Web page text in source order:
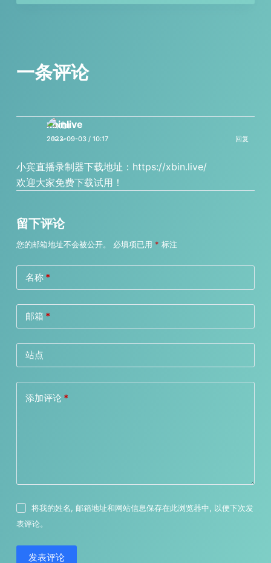
一条评论
xbinlive
2023-09-03 / 10:17 回复
小宾直播录制器下载地址：https://xbin.live/
欢迎大家免费下载试用！
留下评论
您的邮箱地址不会被公开。 必填项已用 * 标注
名称*
邮箱 *
站点
添加评论 *
将我的姓名, 邮箱地址和网站信息保存在此浏览器中, 以便下次发
表评论。
发表评论